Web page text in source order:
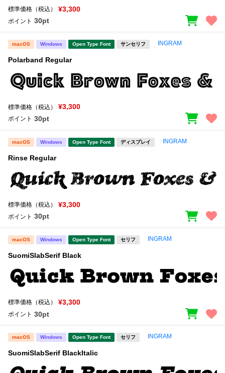
標準価格（税込） ¥3,300
ポイント 30pt
macOS Windows Open Type Font サンセリフ INGRAM
Polarband Regular
標準価格（税込） ¥3,300
ポイント 30pt
macOS Windows Open Type Font ディスプレイ INGRAM
Rinse Regular
標準価格（税込） ¥3,300
ポイント 30pt
macOS Windows Open Type Font セリフ INGRAM
SuomiSlabSerif Black
標準価格（税込） ¥3,300
ポイント 30pt
macOS Windows Open Type Font セリフ INGRAM
SuomiSlabSerif BlackItalic